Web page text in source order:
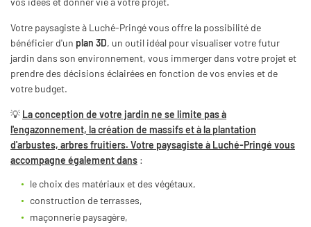
Accueil
Création
Entretien
réalisations
Avis
Une
Votre paysagiste à Luché-Pringé vous offre la possibilité de
bénéficier d'un plan 3D, un outil idéal pour visualiser votre futur
jardin dans son environnement, vous immerger dans votre projet et
prendre des décisions éclairées en fonction de vos envies et de
votre budget.
💡 La conception de votre jardin ne se limite pas à
l'engazonnement, la création de massifs et à la plantation
d'arbustes, arbres fruitiers. Votre paysagiste à Luché-Pringé vous
accompagne également dans :
le choix des matériaux et des végétaux,
construction de terrasses,
maçonnerie paysagère,